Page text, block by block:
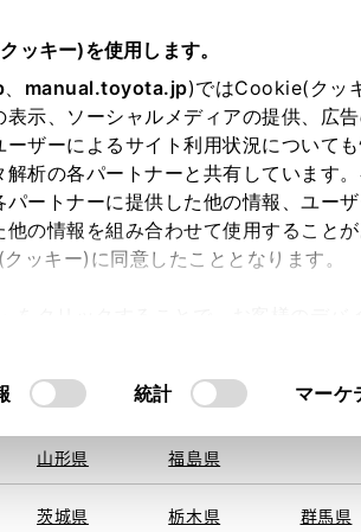
ッキー)を使用します。
、 manual.toyota.jp)ではCookie(クッ
示、ソーシャルメディアの提供、広
ザーによるサイト利用状況について
析の各パートナーと共有しています
ートナーに提供した他の情報、ユー
他の情報を組み合わせて使用すること
ッキー)に同意したこととなります。
統計 マーケ
得できませんでした。
域・都道府県をお選びください。
旭川 釧路 札幌
青森県 岩手県 宮城県
山形県 福島県
茨城県 栃木県 群馬県
オンライン購入 お気に入り
申し訳ございませ
何らかの問題が発生し
恐れ入りますが、しばらく経ってから再度